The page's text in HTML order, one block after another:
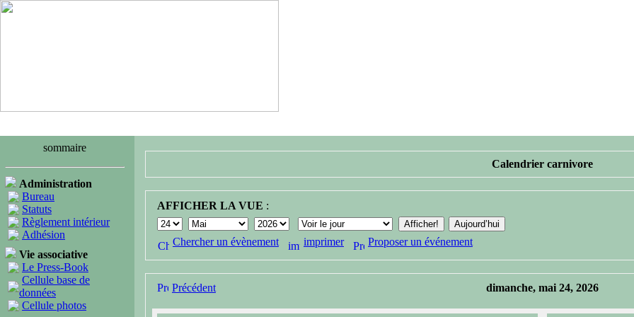
sommaire
Administration
Bureau
Statuts
Règlement intérieur
Adhésion
Vie associative
Le Press-Book
Cellule base de
données
Cellule photos
Calendrier carnivore
AFFICHER LA VUE :
Chercher un évènement imprimer Proposer un événement
Précédent dimanche, mai 24, 2026